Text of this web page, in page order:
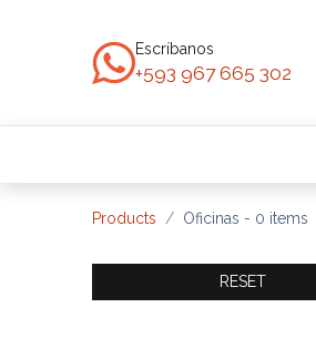
Escríbanos
+593 967 665 302
Products Oficinas - 0 items
RESET